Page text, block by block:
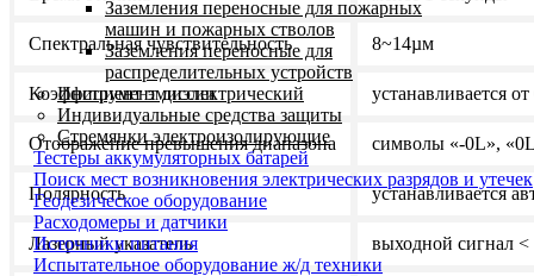
Заземления переносные для пожарных
машин и пожарных стволов
Заземления переносные для
распределительных устройств
Инструмент диэлектрический
Индивидуальные средства защиты
Стремянки электроизолирующие
Тестеры аккумуляторных батарей
Поиск мест возникновения электрических разрядов и утечек
Геодезическое оборудование
Расходомеры и датчики
Источники питания
Испытательное оборудование ж/д техники
Спектральная чувствительность 8~14µм
Коэффициент эмиссии устанавливается
Отображение превышения диапазона символы «-0L»,
Полярность устанавливается
Лазерный указатель выходной сигнал